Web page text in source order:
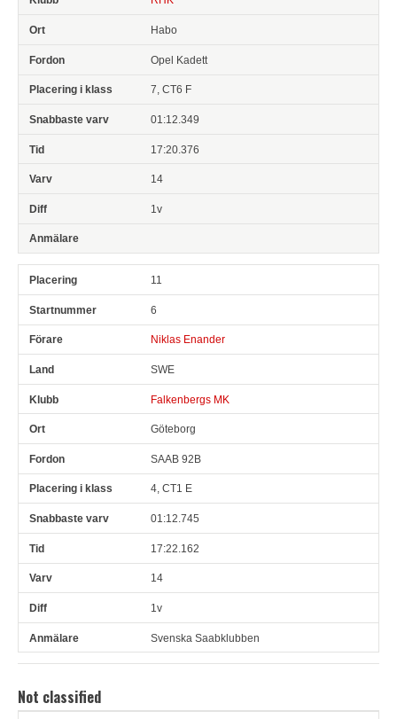
Habo
Opel Kadett
7, CT6 F
01:12.349
17:20.376
14
1v
11
6
Niklas Enander
SWE
Falkenbergs MK
Göteborg
SAAB 92B
4, CT1 E
01:12.745
17:22.162
14
1v
Svenska Saabklubben
Not classified